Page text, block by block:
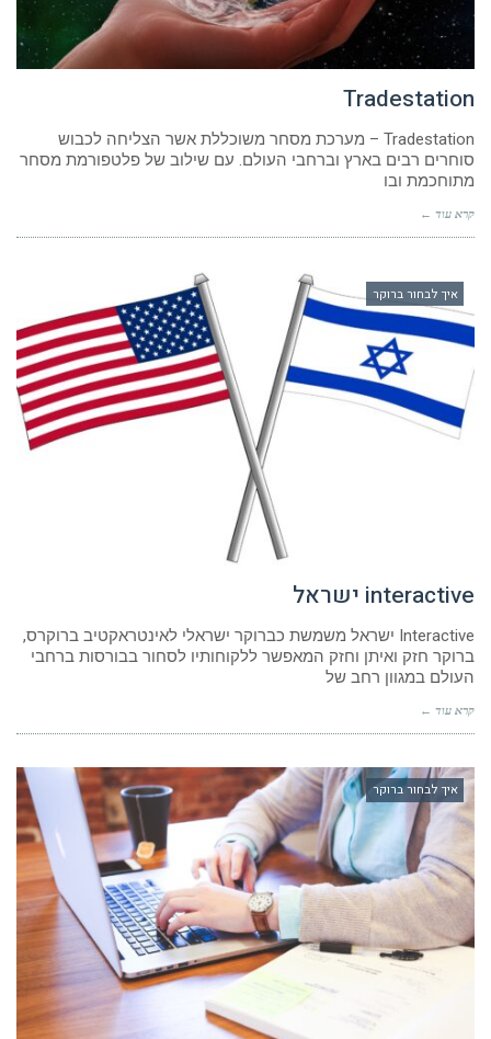
Tradestation
Tradestation – מערכת מסחר משוכללת אשר הצליחה לכבוש
סוחרים רבים בארץ וברחבי העולם. עם שילוב של פלטפורמת מסחר
מתוחכמת ובו
קרא עוד ←
איך לבחור ברוקר
interactive ישראל
Interactive ישראל משמשת כברוקר ישראלי לאינטראקטיב ברוקרס,
ברוקר חזק ואיתן וחזק המאפשר ללקוחותיו לסחור בבורסות ברחבי
העולם במגוון רחב של
קרא עוד ←
איך לבחור ברוקר